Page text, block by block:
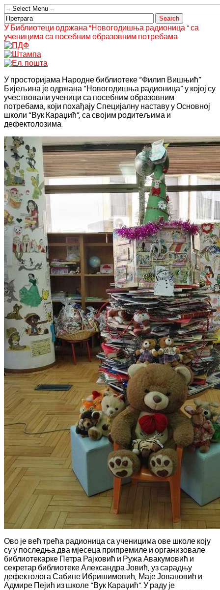
У Библиотеци одржана "Новогодишња радионица " са
ученицима са посебним образовним потребама
У просторијама Народне библиотеке “Филип Вишњић”
Бијељина је одржана “Новогодишња радионица” у којој су
учествовали ученици са посебним образовним
потребама, који похађају Специјалну наставу у Основној
школи “Вук Караџић”, са својим родитељима и
дефектолозима.
Ово је већ трећа радионица са ученицима ове школе коју
су у последња два мјесеца припремиле и организовале
библиотекарке Петра Рајковић и Ружа Авакумовић и
секретар библиотеке Александра Јовић, уз сарадњу
дефектолога Сабине Ибришимовић, Маје Јовановић и
Адмире Пејић из школе “Вук Караџић”. У раду је